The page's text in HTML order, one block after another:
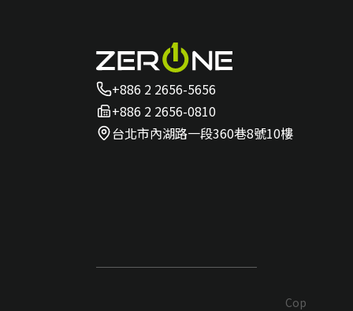
+886 2 2656-5656
+886 2 2656-0810
台北市內湖路一段360巷8號10樓
Cop